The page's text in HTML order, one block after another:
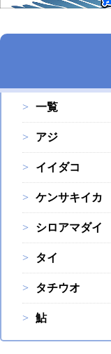
一覧
アジ
イイダコ
ケンサキイカ
シロアマダイ
タイ
タチウオ
鮎